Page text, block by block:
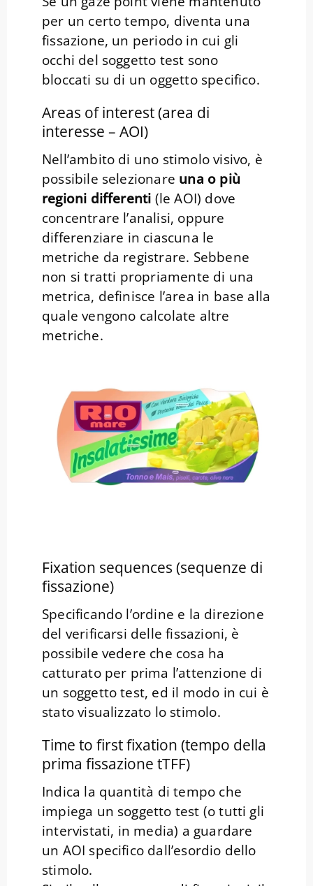
per un certo tempo, diventa una
fissazione, un periodo in cui gli
occhi del soggetto test sono
bloccati su di un oggetto specifico.
Areas of interest (area di
interesse – AOI)
Nell’ambito di uno stimolo visivo, è
possibile selezionare una o più
regioni differenti (le AOI) dove
concentrare l’analisi, oppure
differenziare in ciascuna le
metriche da registrare. Sebbene
non si tratti propriamente di una
metrica, definisce l’area in base alla
quale vengono calcolate altre
metriche.
Fixation sequences (sequenze di
fissazione)
Specificando l’ordine e la direzione
del verificarsi delle fissazioni, è
possibile vedere che cosa ha
catturato per prima l’attenzione di
un soggetto test, ed il modo in cui è
stato visualizzato lo stimolo.
Time to first fixation (tempo della
prima fissazione tTFF)
Indica la quantità di tempo che
impiega un soggetto test (o tutti gli
intervistati, in media) a guardare
un AOI specifico dall’esordio dello
stimolo.